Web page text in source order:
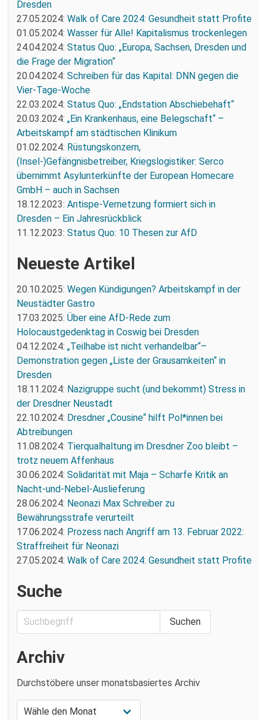
Dresden
27.05.2024: Walk of Care 2024: Gesundheit statt Profite
01.05.2024: Wasser für Alle! Kapitalismus trockenlegen
24.04.2024: Status Quo: „Europa, Sachsen, Dresden und
die Frage der Migration“
20.04.2024: Schreiben für das Kapital: DNN gegen die
Vier-Tage-Woche
22.03.2024: Status Quo: „Endstation Abschiebehaft“
20.03.2024: „Ein Krankenhaus, eine Belegschaft“ –
Arbeitskampf am städtischen Klinikum
01.02.2024: Rüstungskonzern,
(Insel-)Gefängnisbetreiber, Kriegslogistiker: Serco
übernimmt Asylunterkünfte der European Homecare
GmbH – auch in Sachsen
18.12.2023: Antispe-Vernetzung formiert sich in
Dresden – Ein Jahresrückblick
11.12.2023: Status Quo: 10 Thesen zur AfD
Neueste Artikel
20.10.2025: Wegen Kündigungen? Arbeitskampf in der
Neustädter Gastro
17.03.2025: Über eine AfD-Rede zum
Holocaustgedenktag in Coswig bei Dresden
04.12.2024: „Teilhabe ist nicht verhandelbar“–
Demonstration gegen „Liste der Grausamkeiten“ in
Dresden
18.11.2024: Nazigruppe sucht (und bekommt) Stress in
der Dresdner Neustadt
22.10.2024: Dresdner „Cousine“ hilft Pol*innen bei
Abtreibungen
11.08.2024: Tierqualhaltung im Dresdner Zoo bleibt –
trotz neuem Affenhaus
30.06.2024: Solidarität mit Maja – Scharfe Kritik an
Nacht-und-Nebel-Auslieferung
28.06.2024: Neonazi Max Schreiber zu
Bewährungsstrafe verurteilt
17.06.2024: Prozess nach Angriff am 13. Februar 2022:
Straffreiheit für Neonazi
27.05.2024: Walk of Care 2024: Gesundheit statt Profite
Suche
Archiv
Durchstöbere unser monatsbasiertes Archiv